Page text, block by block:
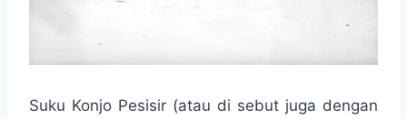
Suku Konjo Pesisir (atau di sebut juga dengan